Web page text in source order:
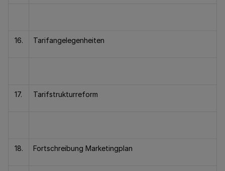
16. Tarifangelegenheiten
17. Tarifstrukturreform
18. Fortschreibung Marketingplan